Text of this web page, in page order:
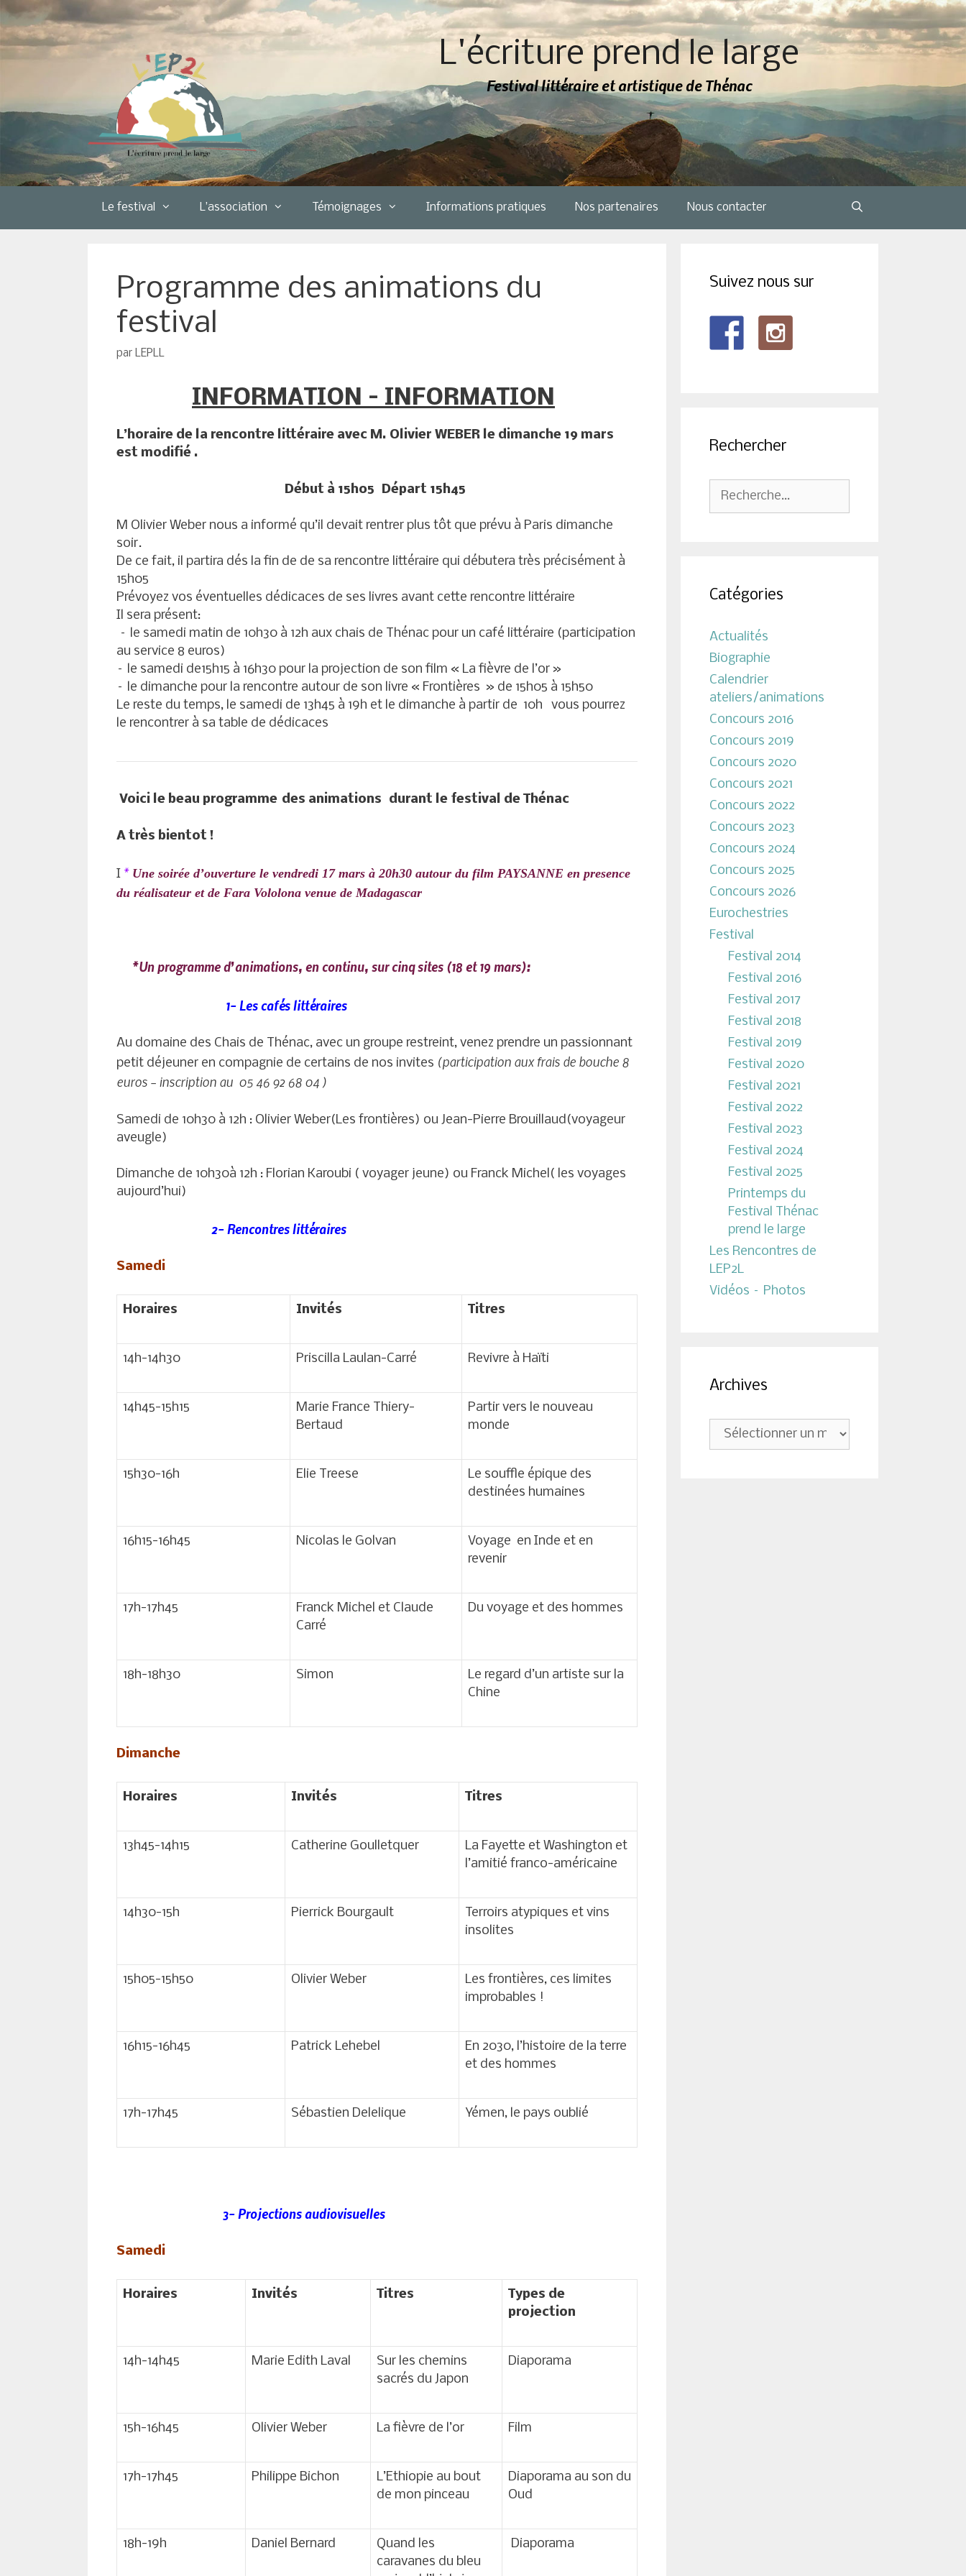
Aller
au
contenu
L'écriture prend le large
Festival littéraire et artistique de Thénac
Le festival L’association Témoignages Informations pratiques Nos partenaires Nous contacter
Programme des animations du
festival
par LEPLL
INFORMATION – INFORMATION
L’horaire de la rencontre littéraire avec M. Olivier WEBER le dimanche 19 mars
est modifié .
Début à 15h05 Départ 15h45
M Olivier Weber nous a informé qu’il devait rentrer plus tôt que prévu à Paris dimanche
soir.
De ce fait, il partira dés la fin de de sa rencontre littéraire qui débutera très précisément à
15h05
Prévoyez vos éventuelles dédicaces de ses livres avant cette rencontre littéraire
Il sera présent:
– le samedi matin de 10h30 à 12h aux chais de Thénac pour un café littéraire (participation
au service 8 euros)
– le samedi de15h15 à 16h30 pour la projection de son film « La fièvre de l’or »
– le dimanche pour la rencontre autour de son livre « Frontières » de 15h05 à 15h50
Le reste du temps, le samedi de 13h45 à 19h et le dimanche à partir de 10h vous pourrez
le rencontrer à sa table de dédicaces
Voici le beau programme des animations durant le festival de Thénac
A très bientot !
I * Une soirée d’ouverture le vendredi 17 mars à 20h30 autour du film PAYSANNE en presence
du réalisateur et de Fara Vololona venue de Madagascar
*Un programme d’animations, en continu, sur cinq sites (18 et 19 mars):
1- Les cafés littéraires
Au domaine des Chais de Thénac, avec un groupe restreint, venez prendre un passionnant
petit déjeuner en compagnie de certains de nos invites (participation aux frais de bouche 8
euros – inscription au 05 46 92 68 04 )
Samedi de 10h30 à 12h : Olivier Weber(Les frontières) ou Jean-Pierre Brouillaud(voyageur
aveugle)
Dimanche de 10h30à 12h : Florian Karoubi ( voyager jeune) ou Franck Michel( les voyages
aujourd’hui)
2- Rencontres littéraires
Samedi
Horaires Invités Titres
14h-14h30 Priscilla Laulan-Carré Revivre à Haïti
14h45-15h15
Marie France Thiery-
Bertaud
Partir vers le nouveau
monde
15h30-16h Elie Treese
Le souffle épique des
destinées humaines
16h15-16h45 Nicolas le Golvan
Voyage en Inde et en
revenir
17h-17h45
Franck Michel et Claude
Carré
Du voyage et des hommes
18h-18h30 Simon
Le regard d’un artiste sur la
Chine
Dimanche
Horaires Invités Titres
13h45-14h15 Catherine Goulletquer
La Fayette et Washington et
l’amitié franco-américaine
14h30-15h Pierrick Bourgault
Terroirs atypiques et vins
insolites
15h05-15h50 Olivier Weber
Les frontières, ces limites
improbables !
16h15-16h45 Patrick Lehebel
En 2030, l’histoire de la terre
et des hommes
17h-17h45 Sébastien Delelique Yémen, le pays oublié
3- Projections audiovisuelles
Samedi
Horaires Invités Titres
Types de
projection
14h-14h45 Marie Edith Laval
Sur les chemins
sacrés du Japon
Diaporama
15h-16h45 Olivier Weber La fièvre de l’or Film
17h-17h45 Philippe Bichon
L’Ethiopie au bout
de mon pinceau
Diaporama au son du
Oud
18h-19h Daniel Bernard
Quand les
caravanes du bleu
Diaporama
Suivez nous sur
Rechercher
Rechercher :
Catégories
Actualités
Biographie
Calendrier
ateliers/animations
Concours 2016
Concours 2019
Concours 2020
Concours 2021
Concours 2022
Concours 2023
Concours 2024
Concours 2025
Concours 2026
Eurochestries
Festival
Festival 2014
Festival 2016
Festival 2017
Festival 2018
Festival 2019
Festival 2020
Festival 2021
Festival 2022
Festival 2023
Festival 2024
Festival 2025
Printemps du
Festival Thénac
prend le large
Les Rencontres de
LEP2L
Vidéos – Photos
Archives
Archives